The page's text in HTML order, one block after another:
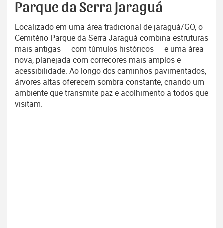
Parque da Serra Jaraguá
Localizado em uma área tradicional de jaraguá/GO, o
Cemitério Parque da Serra Jaraguá combina estruturas
mais antigas — com túmulos históricos — e uma área
nova, planejada com corredores mais amplos e
acessibilidade. Ao longo dos caminhos pavimentados,
árvores altas oferecem sombra constante, criando um
ambiente que transmite paz e acolhimento a todos que
visitam.